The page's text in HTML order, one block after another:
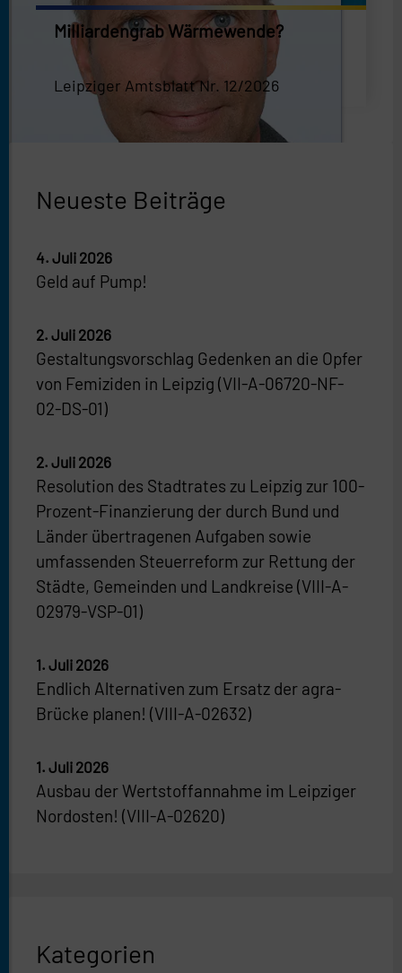
Milliardengrab Wärmewende?
Leipziger Amtsblatt Nr. 12/2026
Neueste Beiträge
Geld auf Pump!
4. Juli 2026
Gestaltungsvorschlag Gedenken an die Opfer
von Femiziden in Leipzig (VII-A-06720-NF-
02-DS-01)
2. Juli 2026
Resolution des Stadtrates zu Leipzig zur 100-
Prozent-Finanzierung der durch Bund und
Länder übertragenen Aufgaben sowie
umfassenden Steuerreform zur Rettung der
Städte, Gemeinden und Landkreise (VIII-A-
02979-VSP-01)
2. Juli 2026
Endlich Alternativen zum Ersatz der agra-
Brücke planen! (VIII-A-02632)
1. Juli 2026
Ausbau der Wertstoffannahme im Leipziger
Nordosten! (VIII-A-02620)
1. Juli 2026
Kategorien